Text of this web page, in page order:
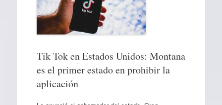
Tik Tok en Estados Unidos: Montana
es el primer estado en prohibir la
aplicación